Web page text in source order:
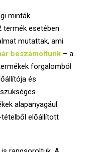
minták
termék esetében
mutattak, ami
beszámoltunk – a
forgalomból
és
alapanyagául
előállított